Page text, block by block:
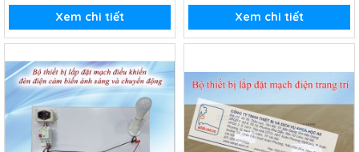
Xem chi tiết Xem chi tiết